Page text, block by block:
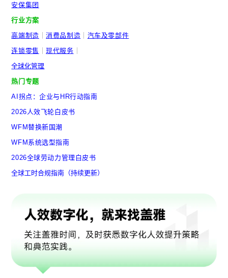
安保集团
行业方案
高端制造 ｜消费品制造
汽车及零部件
连锁零售
｜现代服务
全球化管理
热门专题
AI拐点：企业与HR行动指南
2026人效飞轮白皮书
WFM替换新国潮
WFM系统选型指南
2026全球劳动力管理白皮书
全球工时合规指南（持续更新）